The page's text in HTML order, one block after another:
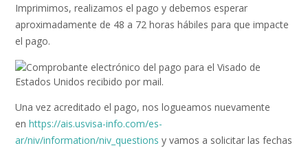
Imprimimos, realizamos el pago y debemos esperar
aproximadamente de 48 a 72 horas hábiles para que impacte
el pago.
Una vez acreditado el pago, nos logueamos nuevamente
en https://ais.usvisa-info.com/es-
ar/niv/information/niv_questions y vamos a solicitar las fechas